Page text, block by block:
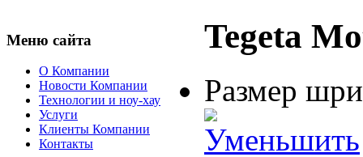
Меню сайта
О Компании
Новости Компании
Технологии и ноу-хау
Услуги
Клиенты Компании
Контакты
Tegeta
Размер